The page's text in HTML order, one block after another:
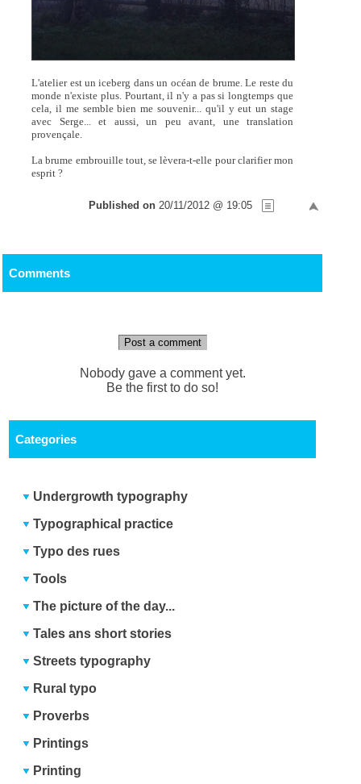
L'atelier est un iceberg dans un océan de brume. Le reste du
monde n'existe plus. Pourtant, il n'y a pas si longtemps que
cela, il me semble bien me souvenir... qu'il y eut un stage
avec Serge... et aussi, un peu avant, une translation
provençale.
La brume embrouille tout, se lèvera-t-elle pour clarifier mon
esprit ?
Published on 20/11/2012 @ 19:05
Comments
Post a comment
Nobody gave a comment yet.
Be the first to do so!
Categories
Undergrowth typography
Typographical practice
Typo des rues
Tools
The picture of the day...
Tales ans short stories
Streets typography
Rural typo
Proverbs
Printings
Printing